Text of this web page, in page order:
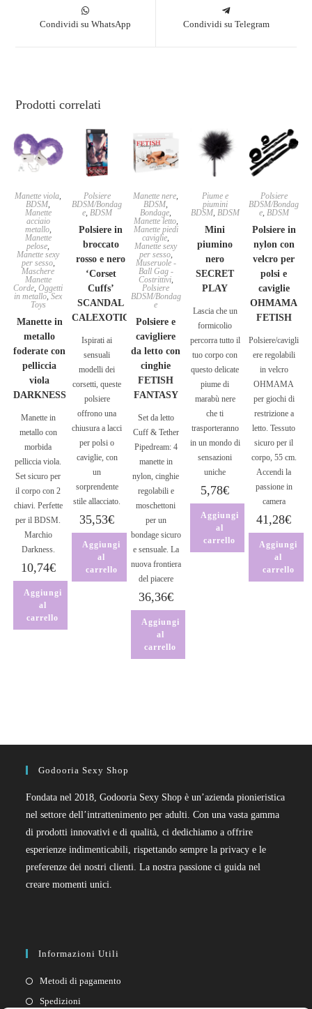
Condividi su WhatsApp Condividi su Telegram
Prodotti correlati
Manette viola,
BDSM,
Manette
acciaio
metallo,
Manette
pelose,
Manette sexy
per sesso,
Maschere
Manette
Corde,Oggetti
in metallo,Sex
Toys
Manette in
metallo
foderate con
pelliccia
viola
DARKNESS
Manette in
metallo con
morbida
pelliccia viola.
Set sicuro per
il corpo con 2
chiavi. Perfette
per il BDSM.
Marchio
Darkness.
10,74€
Aggiungi
al
carrello
Polsiere
BDSM/Bondag
e, BDSM
Polsiere in
broccato
rosso e nero
‘Corset
Cuffs’
SCANDAL
CALEXOTIC
Ispirati ai
sensuali
modelli dei
corsetti, queste
polsiere
offrono una
chiusura a lacci
per polsi o
caviglie, con
un
sorprendente
stile allacciato.
35,53€
Aggiungi
al
carrello
Manette nere,
BDSM,
Bondage,
Manette letto,
Manette piedi
caviglie,
Manette sexy
per sesso,
Museruole -
Ball Gag -
Costrittivi,
Polsiere
BDSM/Bondag
e
Polsiere e
cavigliere
da letto con
cinghie
FETISH
FANTASY
Set da letto
Cuff & Tether
Pipedream: 4
manette in
nylon, cinghie
regolabili e
moschettoni
per un
bondage sicuro
e sensuale. La
nuova frontiera
del piacere
36,36€
Aggiungi
al
carrello
Piume e
piumini
BDSM, BDSM
Mini
piumino
nero
SECRET
PLAY
Lascia che un
formicolio
percorra tutto il
tuo corpo con
questo delicate
piume di
marabù nere
che ti
trasporteranno
in un mondo di
sensazioni
uniche
5,78€
Aggiungi
al
carrello
Polsiere
BDSM/Bondag
e, BDSM
Polsiere in
nylon con
velcro per
polsi e
caviglie
OHMAMA
FETISH
Polsiere/cavigli
ere regolabili
in velcro
OHMAMA
per giochi di
restrizione a
letto. Tessuto
sicuro per il
corpo, 55 cm.
Accendi la
passione in
camera
41,28€
Aggiungi
al
carrello
Godooria Sexy Shop
Fondata nel 2018, Godooria Sexy Shop è un’azienda pionieristica
nel settore dell’intrattenimento per adulti. Con una vasta gamma
di prodotti innovativi e di qualità, ci dedichiamo a offrire
esperienze indimenticabili, rispettando sempre la privacy e le
preferenze dei nostri clienti. La nostra passione ci guida nel
creare momenti unici.
Informazioni Utili
Metodi di pagamento
Spedizioni